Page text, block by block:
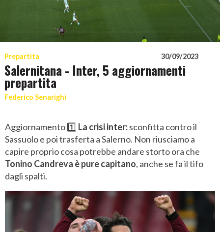
Prepartita 30/09/2023
Salernitana - Inter, 5 aggiornamenti
prepartita
Federico Senarighi
Aggiornamento 1️⃣ La crisi inter:sconfitta contro il
Sassuolo e poi trasferta a Salerno. Non riusciamo a
capire proprio cosa potrebbe andare storto ora che
Tonino Candreva è pure capitano, anche se fa il tifo
dagli spalti.